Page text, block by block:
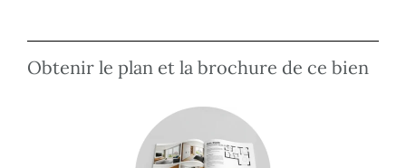
Obtenir le plan et la brochure de ce bien